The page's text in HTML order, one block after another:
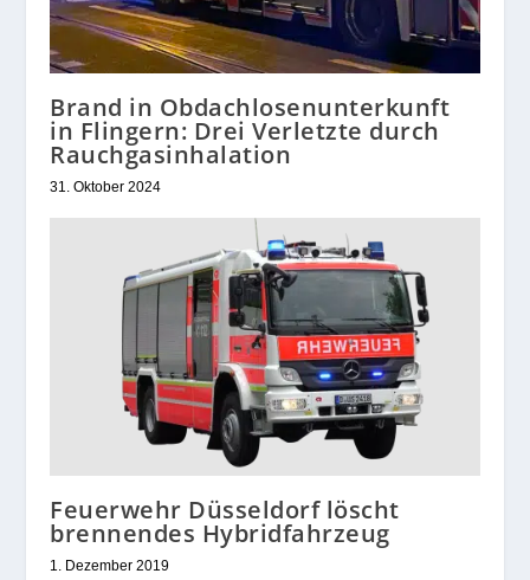
Brand in Obdachlosenunterkunft
in Flingern: Drei Verletzte durch
Rauchgasinhalation
31. Oktober 2024
Feuerwehr Düsseldorf löscht
brennendes Hybridfahrzeug
1. Dezember 2019